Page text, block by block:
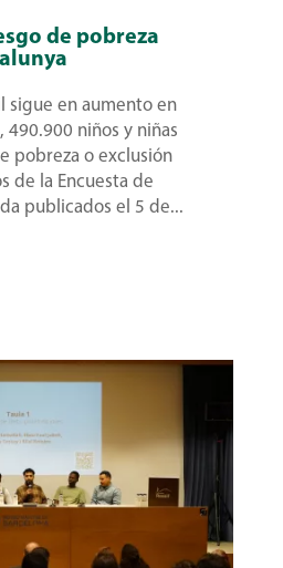
de pobreza
sigue en aumento en
490.900 niños y niñas
pobreza o exclusión
de la Encuesta de
publicados el 5 de...